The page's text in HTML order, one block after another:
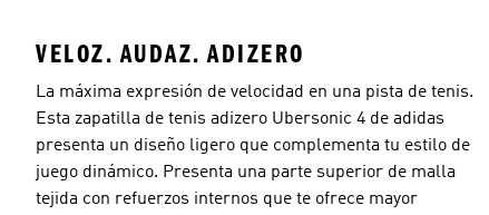
VELOZ. AUDAZ. ADIZERO
La máxima expresión de velocidad en una pista de tenis.
Esta zapatilla de tenis adizero Ubersonic 4 de adidas
presenta un diseño ligero que complementa tu estilo de
juego dinámico. Presenta una parte superior de malla
tejida con refuerzos internos que te ofrece mayor